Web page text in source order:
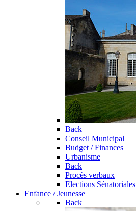
Back
Conseil Municipal
Budget / Finances
Urbanisme
Back
Procès verbaux
Elections Sénatoriales
Enfance / Jeunesse
Back